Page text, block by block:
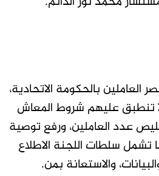
بالحكومة الاتحادية،
تنطبق عليهم شروط المعاش
عدد العاملين، ورفع توصية
سلطات اللجنة الاطلاع
والاستعانة بمن.